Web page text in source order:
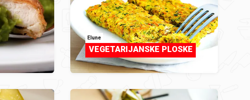
Elune
VEGETARIJANSKE PLOSKE